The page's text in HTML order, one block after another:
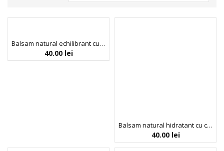
Balsam natural echilibrant cu rozmarin pentru par normal sau gras, Faith in Nature, 400 ml
40.00 lei
Balsam natural hidratant cu cocos, pentru par normal sau uscat, Faith in Nature, 400 ml
40.00 lei